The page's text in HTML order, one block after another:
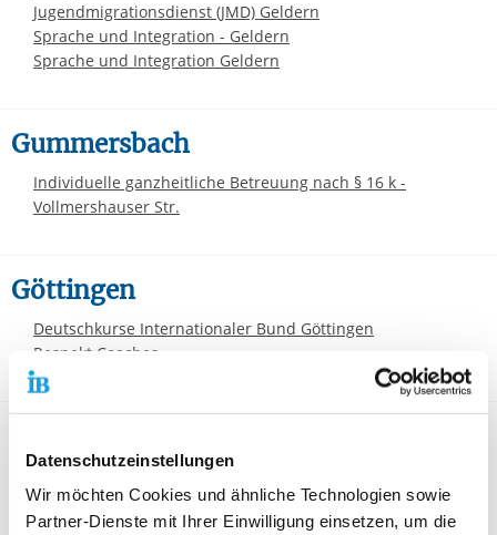
Datenschutzeinstellungen
Wir möchten Cookies und ähnliche Technologien sowie
Partner-Dienste mit Ihrer Einwilligung einsetzen, um die
Jugendmigrationsdienst (JMD) Geldern
Sprache und Integration - Geldern
Sprache und Integration Geldern
Gummersbach
Individuelle ganzheitliche Betreuung nach § 16 k -
Vollmershauser Str.
Göttingen
Deutschkurse Internationaler Bund Göttingen
Respekt Coaches
Jugendmigrationsdienst (JMD) Kreis Kleve
Respekt Coach Kleve
Sprache und Integration - Kreis Kleve